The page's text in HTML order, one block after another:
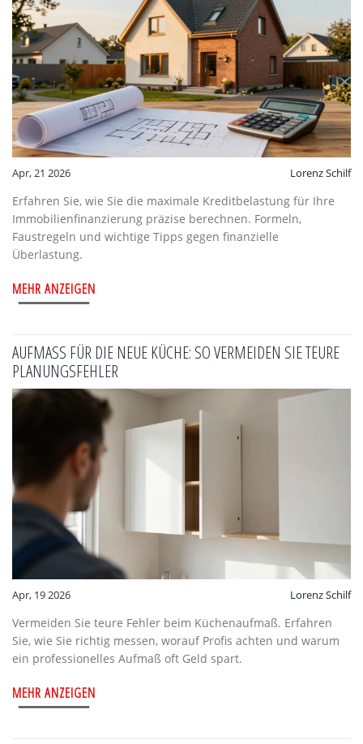
Apr, 21 2026 Lorenz Schilf
Erfahren Sie, wie Sie die maximale Kreditbelastung für Ihre
Immobilienfinanzierung präzise berechnen. Formeln,
Faustregeln und wichtige Tipps gegen finanzielle
Überlastung.
MEHR ANZEIGEN
AUFMASS FÜR DIE NEUE KÜCHE: SO VERMEIDEN SIE TEURE P
LANUNGSFEHLER
Apr, 19 2026 Lorenz Schilf
Vermeiden Sie teure Fehler beim Küchenaufmaß. Erfahren
Sie, wie Sie richtig messen, worauf Profis achten und warum
ein professionelles Aufmaß oft Geld spart.
MEHR ANZEIGEN